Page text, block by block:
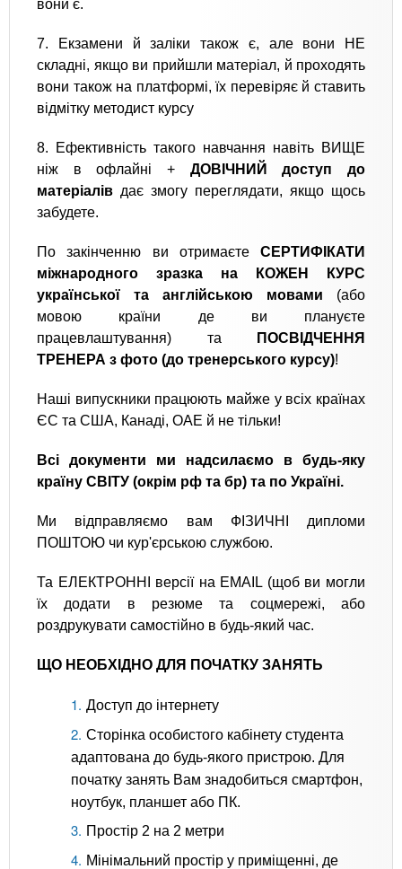
вони є.
7. Екзамени й заліки також є, але вони НЕ
складні, якщо ви прийшли матеріал, й проходять
вони також на платформі, їх перевіряє й ставить
відмітку методист курсу‍
8. Ефективність такого навчання навіть ВИЩЕ
ніж в офлайні + ДОВІЧНИЙ доступ до
матеріалів дає змогу переглядати, якщо щось
забудете.
По закінченню ви отримаєте СЕРТИФІКАТИ
міжнародного зразка на КОЖЕН КУРС
української та англійською мовами (або
мовою країни де ви плануєте
працевлаштування) та
ПОСВІДЧЕННЯ
ТРЕНЕРА з фото (до тренерського курсу)!
Наші випускники працюють майже у всіх країнах
ЄС та США, Канаді, ОАЕ й не тільки!
Всі документи ми надсилаємо в будь-яку
країну СВІТУ (окрім рф та бр) та по Україні.
Ми відправляємо вам ФІЗИЧНІ дипломи
ПОШТОЮ чи кур'єрською службою.
Та ЕЛЕКТРОННІ версії на EMAIL (щоб ви могли
їх додати в резюме та соцмережі, або
роздрукувати самостійно в будь-який час.
ЩО НЕОБХІДНО ДЛЯ ПОЧАТКУ ЗАНЯТЬ
Доступ до інтернету
Сторінка особистого кабінету студента
адаптована до будь-якого пристрою. Для
початку занять Вам знадобиться смартфон,
ноутбук, планшет або ПК.
Простір 2 на 2 метри
Мінімальний простір у приміщенні, де